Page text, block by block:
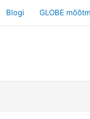
Blogi GLOBE